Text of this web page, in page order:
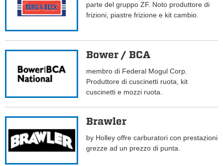
parte del gruppo ZF. Noto produttore di
frizioni, piastre frizione e kit cambio.
Bower / BCA
membro di Federal Mogul Corp.
Produttore di cuscinetti ruota, kit
cuscinetti e mozzi ruota.
Brawler
by Holley offre carburatori con prestazioni
grezze ad un prezzo di punta.